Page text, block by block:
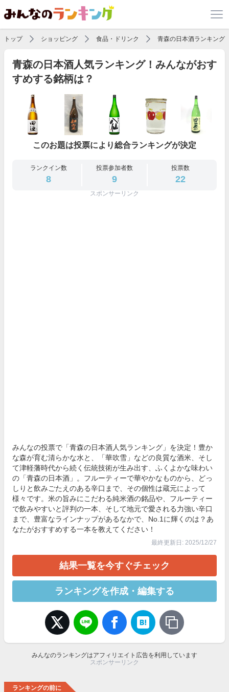
トップ ショッピング 食品・ドリンク 青森の日本酒ランキング
青森の日本酒人気ランキング！みんながおす
すめする銘柄は？
このお題は投票により総合ランキングが決定
ランクイン数
8
投票参加者数
9
投票数
22
スポンサーリンク
みんなの投票で「青森の日本酒人気ランキング」を決定！豊か
な森が育む清らかな水と、「華吹雪」などの良質な酒米、そし
て津軽藩時代から続く伝統技術が生み出す、ふくよかな味わい
の「青森の日本酒」。フルーティーで華やかなものから、どっ
しりと飲みごたえのある辛口まで、その個性は蔵元によって
様々です。米の旨みにこだわる純米酒の銘品や、フルーティー
で飲みやすいと評判の一本、そして地元で愛される力強い辛口
まで、豊富なラインナップがあるなかで、No.1に輝くのは？あ
なたがおすすめする一本を教えてください！
最終更新日: 2025/12/27
結果一覧を今すぐチェック
ランキングを作成・編集する
みんなのランキングはアフィリエイト広告を利用しています
スポンサーリンク
ランキングの前に